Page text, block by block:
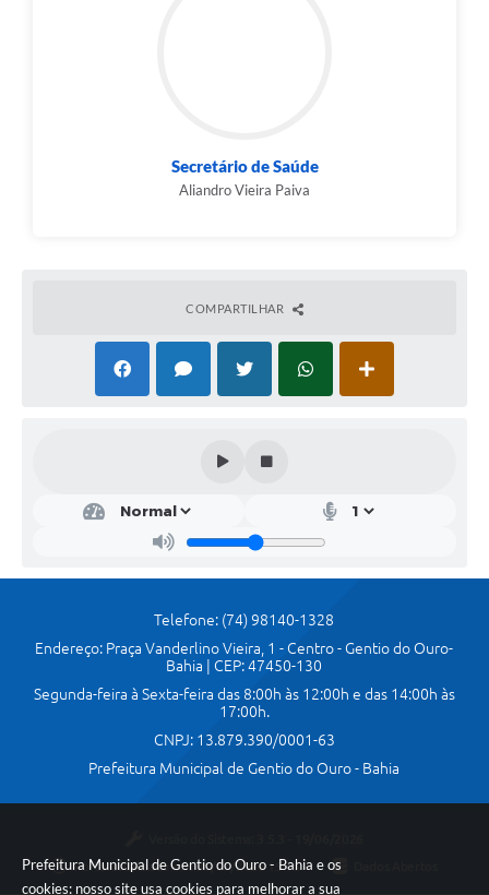
Prefeitura Municipal de Gentio do Ouro - Bahia e os
cookies: nosso site usa cookies para melhorar a sua
Secretário de Saúde
Aliandro Vieira Paiva
COMPARTILHAR
Telefone: (74) 98140-1328
Endereço: Praça Vanderlino Vieira, 1 - Centro - Gentio do Ouro-
Bahia | CEP: 47450-130
Segunda-feira à Sexta-feira das 8:00h às 12:00h e das 14:00h às
17:00h.
CNPJ: 13.879.390/0001-63
Prefeitura Municipal de Gentio do Ouro - Bahia
Portal atualizado em:30/07/2026 15:16